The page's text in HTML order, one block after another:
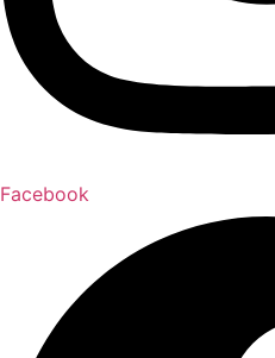
Facebook